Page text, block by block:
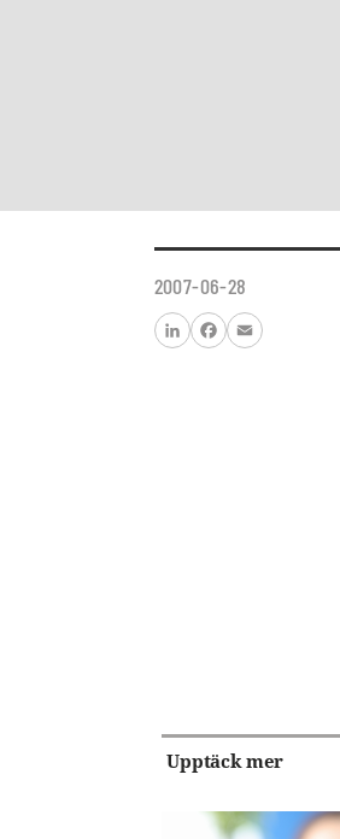
2007-06-28
FacebookEmail
Upptäck mer